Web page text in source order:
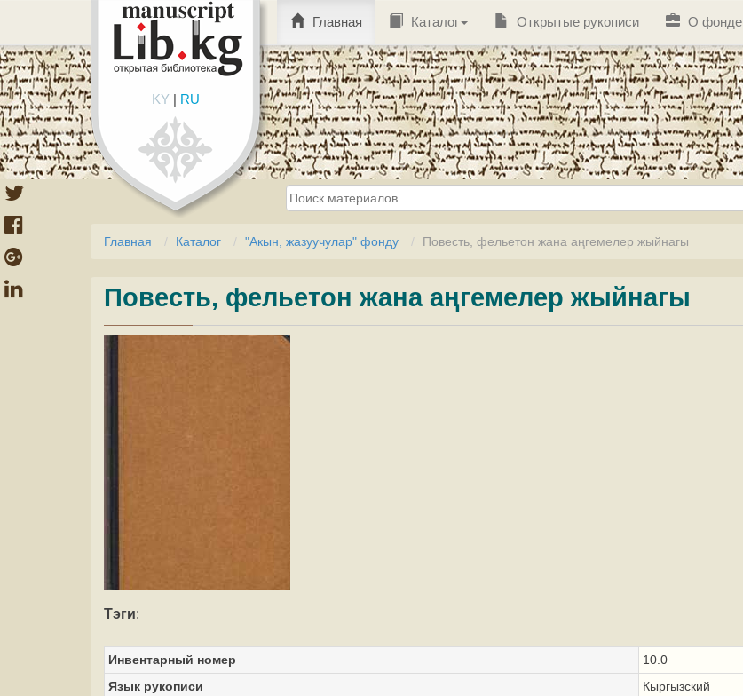
KY| RU
Главная Каталог Открытые рукописи О фонде
Главная Каталог "Акын, жазуучулар" фонду Повесть, фельетон жана аңгемелер жыйнагы
Повесть, фельетон жана аңгемелер жыйнагы
Тэги:
Инвентарный номер
10.0
Язык рукописи
Кыргызский